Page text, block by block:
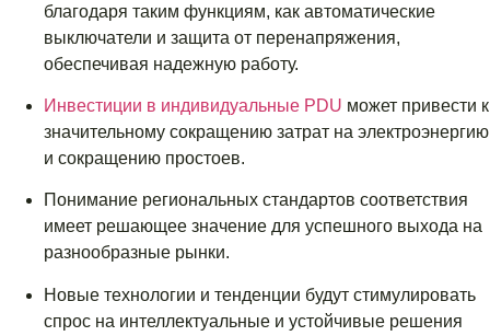
благодаря таким функциям, как автоматические
выключатели и защита от перенапряжения,
обеспечивая надежную работу.
Инвестиции в индивидуальные PDU может привести к
значительному сокращению затрат на электроэнергию
и сокращению простоев.
Понимание региональных стандартов соответствия
имеет решающее значение для успешного выхода на
разнообразные рынки.
Новые технологии и тенденции будут стимулировать
спрос на интеллектуальные и устойчивые решения